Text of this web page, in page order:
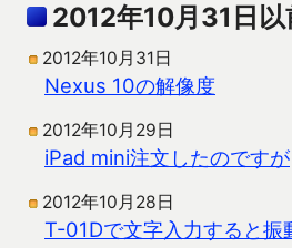
2012年10月31日以
2012年10月31日
Nexus 10の解像度
2012年10月29日
iPad mini注文したのですが
2012年10月28日
T-01Dで文字入力すると振